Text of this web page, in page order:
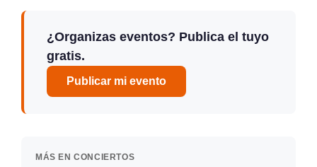
¿Organizas eventos? Publica el tuyo
gratis.
Publicar mi evento
MÁS EN CONCIERTOS